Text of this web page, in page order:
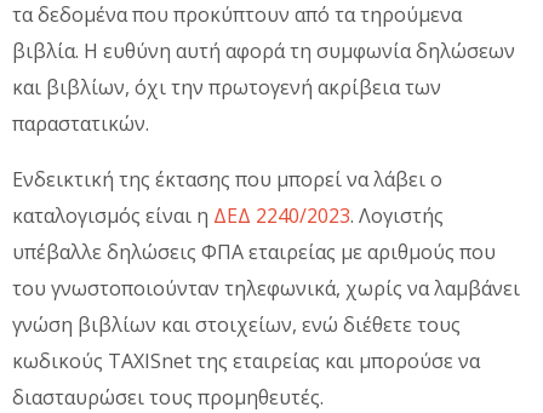
τα δεδομένα που προκύπτουν από τα τηρούμενα
βιβλία. Η ευθύνη αυτή αφορά τη συμφωνία δηλώσεων
και βιβλίων, όχι την πρωτογενή ακρίβεια των
παραστατικών.
Ενδεικτική της έκτασης που μπορεί να λάβει ο
καταλογισμός είναι η ΔΕΔ 2240/2023. Λογιστής
υπέβαλλε δηλώσεις ΦΠΑ εταιρείας με αριθμούς που
του γνωστοποιούνταν τηλεφωνικά, χωρίς να λαμβάνει
γνώση βιβλίων και στοιχείων, ενώ διέθετε τους
κωδικούς TAXISnet της εταιρείας και μπορούσε να
διασταυρώσει τους προμηθευτές.